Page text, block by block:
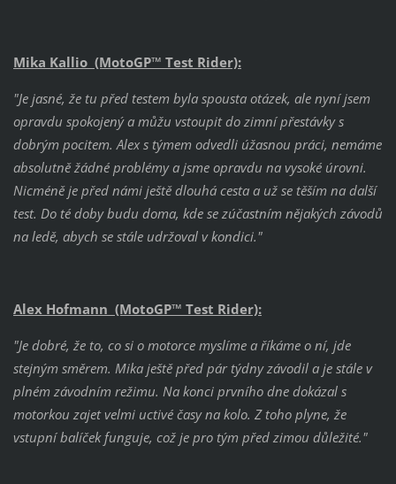
Mika Kallio (MotoGP™ Test Rider):
"Je jasné, že tu před testem byla spousta otázek, ale nyní jsem
opravdu spokojený a můžu vstoupit do zimní přestávky s
dobrým pocitem. Alex s týmem odvedli úžasnou práci, nemáme
absolutně žádné problémy a jsme opravdu na vysoké úrovni.
Nicméně je před námi ještě dlouhá cesta a už se těším na další
test. Do té doby budu doma, kde se zúčastním nějakých závodů
na ledě, abych se stále udržoval v kondici."
Alex Hofmann (MotoGP™ Test Rider):
"Je dobré, že to, co si o motorce myslíme a říkáme o ní, jde
stejným směrem. Mika ještě před pár týdny závodil a je stále v
plném závodním režimu. Na konci prvního dne dokázal s
motorkou zajet velmi uctivé časy na kolo. Z toho plyne, že
vstupní balíček funguje, což je pro tým před zimou důležité."